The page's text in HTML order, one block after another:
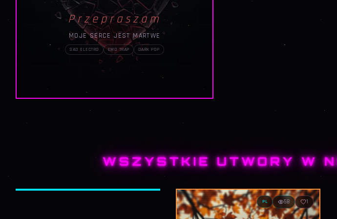
Przepraszam
MOJE SERCE JEST MARTWE
SAD ELECTRO EMO TRAP DARK POP
WSZYSTKIE UTWORY W
RAP BALLADA — WYCHODZĘ Z
OTCHŁANI
PL 58 1